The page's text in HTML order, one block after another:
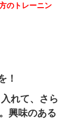
のトレーニン
！
れて、さら
興味のある